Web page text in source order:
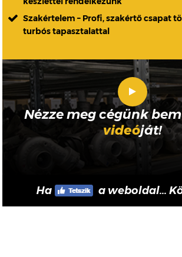
Szakértelem – Profi, szakértő csapat
turbós tapasztalattal
Nézze meg cégünk
videóját!
Ha a weboldal...